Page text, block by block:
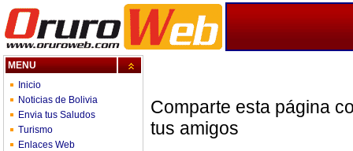
MENU
Inicio
Noticias de Bolivia
Envia tus Saludos
Turismo
Enlaces Web
Comparte esta página
tus amigos